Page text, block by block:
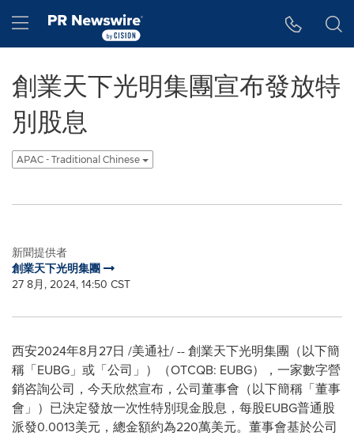
Hamburger menu
創業天下光明集團宣布發放特
別股息
APAC - Traditional Chinese
新聞提供者
創業天下光明集團
27 8月, 2024, 14:50 CST
西安2024年8月27日 /美通社/ -- 創業天下光明集團（以下簡
稱「EUBG」或「公司」）（OTCQB: EUBG），一家數字營
銷咨詢公司，今天欣然宣布，公司董事會（以下簡稱「董事
會」）已決定發放一次性特別現金股息，每股EUBG普通股
派發0.0013美元，總金額約為220萬美元。董事會基於公司